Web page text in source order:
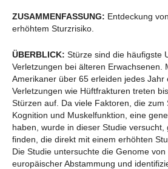
ZUSAMMENFASSUNG: Entdeckung
erhöhtem Sturzrisiko.
ÜBERBLICK: Stürze sind die häufigste
Verletzungen bei älteren Erwachsenen.
Amerikaner über 65 erleiden jedes Jahr
Verletzungen wie Hüftfrakturen treten
Stürzen auf. Da viele Faktoren, die zum
Kognition und Muskelfunktion, eine
haben, wurde in dieser Studie
finden, die direkt mit einem erhöhten
Die Studie untersuchte die Genome
europäischer Abstammung und